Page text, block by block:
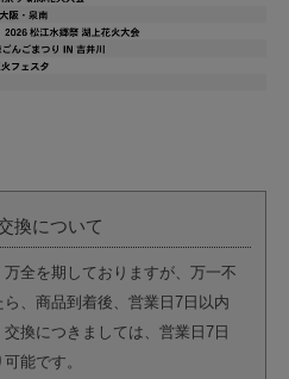
換について
全を期しておりますが、万一不
、商品到着後、営業日7日以内
換につきましては、営業日7日
能です。